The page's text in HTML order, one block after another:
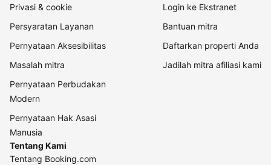
Privasi & cookie
Persyaratan Layanan
Pernyataan Aksesibilitas
Masalah mitra
Pernyataan Perbudakan
Modern
Pernyataan Hak Asasi
Manusia
Login ke Ekstranet
Bantuan mitra
Daftarkan properti Anda
Jadilah mitra afiliasi kami
Tentang Kami
Tentang Booking.com